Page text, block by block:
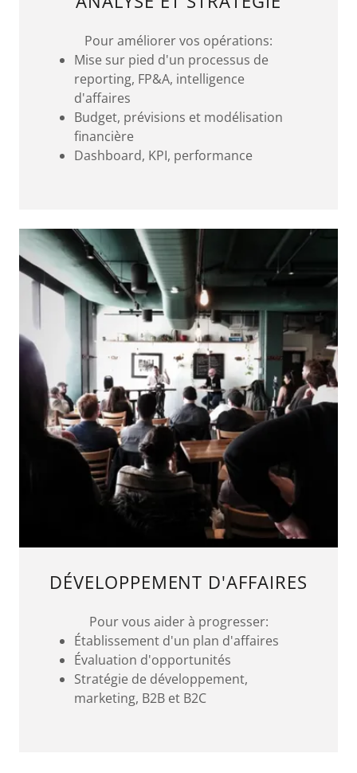
Pour améliorer vos opérations:
Mise sur pied d'un processus de
reporting, FP&A, intelligence
d'affaires
Budget, prévisions et modélisation
financière
Dashboard, KPI, performance
DÉVELOPPEMENT D'AFFAIRES
Pour vous aider à progresser:
Établissement d'un plan d'affaires
Évaluation d'opportunités
Stratégie de développement,
marketing, B2B et B2C